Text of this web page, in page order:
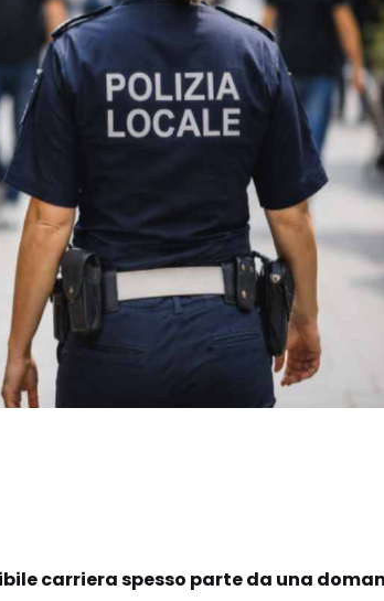
carriera spesso parte da una